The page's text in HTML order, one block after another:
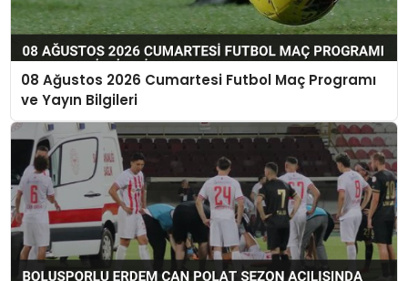
08 Ağustos 2026 Cumartesi Futbol Maç Programı
ve Yayın Bilgileri